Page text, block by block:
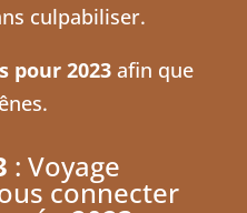
culpabiliser.
pour 2023afin que
: Voyage
connecter